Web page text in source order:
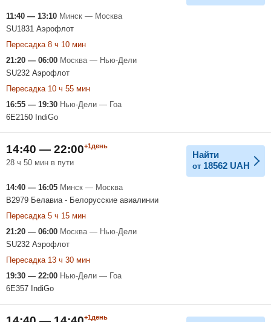
11:40 — 13:10 Минск — Москва
SU1831 Аэрофлот
Пересадка 8 ч 10 мин
21:20 — 06:00 Москва — Нью-Дели
SU232 Аэрофлот
Пересадка 10 ч 55 мин
16:55 — 19:30 Нью-Дели — Гоа
6E2150 IndiGo
14:40 — 22:00+1день
28 ч 50 мин в пути
Найти
от 18562 UAH
14:40 — 16:05 Минск — Москва
B2979 Белавиа - Белорусские авиалинии
Пересадка 5 ч 15 мин
21:20 — 06:00 Москва — Нью-Дели
SU232 Аэрофлот
Пересадка 13 ч 30 мин
19:30 — 22:00 Нью-Дели — Гоа
6E357 IndiGo
+1день